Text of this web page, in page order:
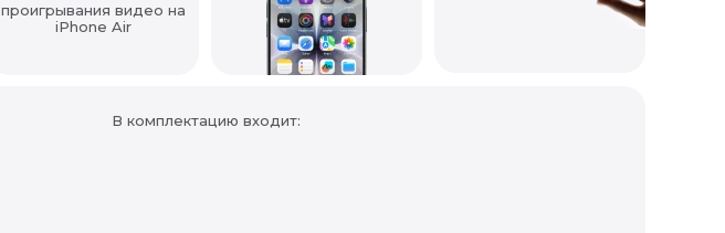
В комплектацию входит:
проигрывания видео на
iPhone Air